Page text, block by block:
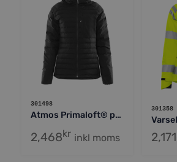
301498
Atmos Primaloft® pufferjacka, dam
2,468kr inkl moms
301358
2,171